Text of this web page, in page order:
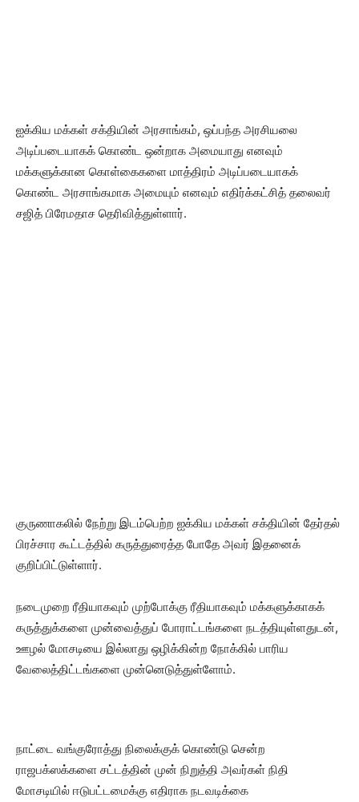
ஐக்கிய மக்கள் சக்தியின் அரசாங்கம், ஒப்பந்த அரசியலை
அடிப்படையாகக் கொண்ட ஒன்றாக அமையாது எனவும்
மக்களுக்கான கொள்கைகளை மாத்திரம் அடிப்படையாகக்
கொண்ட அரசாங்கமாக அமையும் எனவும் எதிர்க்கட்சித் தலைவர்
சஜித் பிரேமதாச தெரிவித்துள்ளார்.
குருணாகலில் நேற்று இடம்பெற்ற ஐக்கிய மக்கள் சக்தியின் தேர்தல்
பிரச்சார கூட்டத்தில் கருத்துரைத்த போதே அவர் இதனைக்
குறிப்பிட்டுள்ளார்.
நடைமுறை ரீதியாகவும் முற்போக்கு ரீதியாகவும் மக்களுக்காகக்
கருத்துக்களை முன்வைத்துப் போராட்டங்களை நடத்தியுள்ளதுடன்,
ஊழல் மோசடியை இல்லாது ஒழிக்கின்ற நோக்கில் பாரிய
வேலைத்திட்டங்களை முன்னெடுத்துள்ளோம்.
நாட்டை வங்குரோத்து நிலைக்குக் கொண்டு சென்ற
ராஜபக்ஸக்களை சட்டத்தின் முன் நிறுத்தி அவர்கள் நிதி
மோசடியில் ஈடுபட்டமைக்கு எதிராக நடவடிக்கை